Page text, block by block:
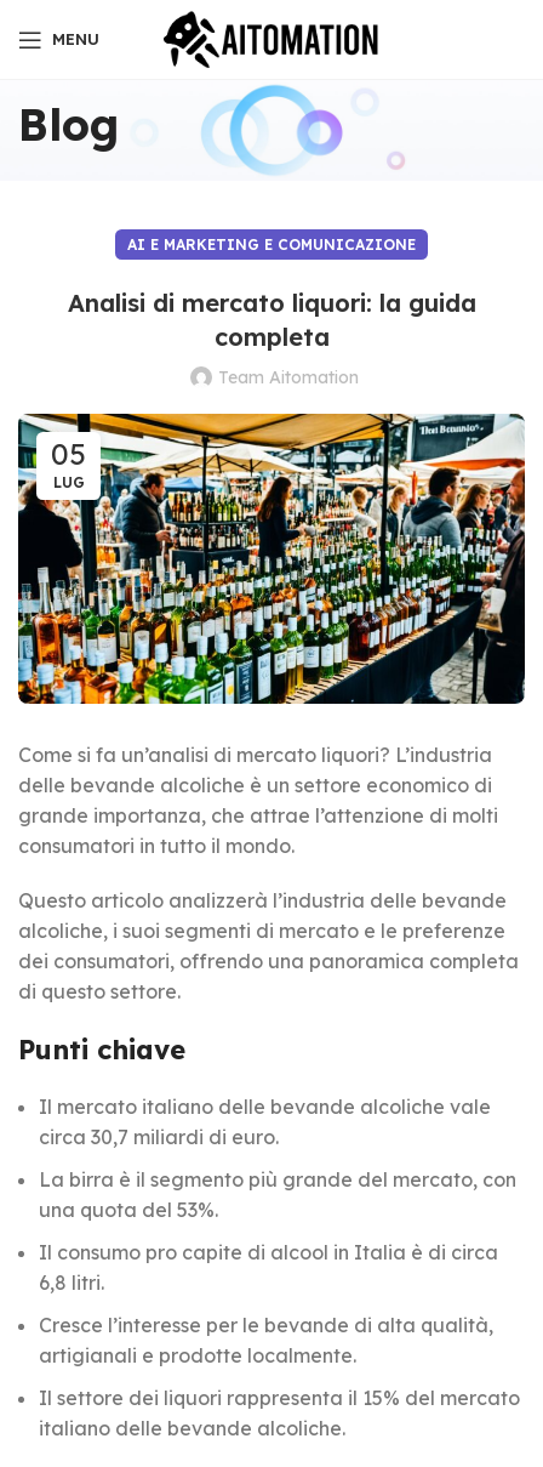
MENU
Blog
AI E MARKETING E COMUNICAZIONE
Analisi di mercato liquori: la guida
completa
Team Aitomation
05
LUG
Come si fa un’analisi di mercato liquori? L’industria
delle bevande alcoliche è un settore economico di
grande importanza, che attrae l’attenzione di molti
consumatori in tutto il mondo.
Questo articolo analizzerà l’industria delle bevande
alcoliche, i suoi segmenti di mercato e le preferenze
dei consumatori, offrendo una panoramica completa
di questo settore.
Punti chiave
Il mercato italiano delle bevande alcoliche vale
circa 30,7 miliardi di euro.
La birra è il segmento più grande del mercato, con
una quota del 53%.
Il consumo pro capite di alcool in Italia è di circa
6,8 litri.
Cresce l’interesse per le bevande di alta qualità,
artigianali e prodotte localmente.
Il settore dei liquori rappresenta il 15% del mercato
italiano delle bevande alcoliche.